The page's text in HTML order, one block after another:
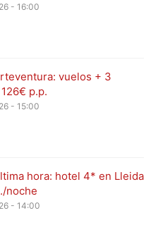
- 16:00
vuelos + 3
p.p.
- 15:00
hora: hotel 4* en Lleida
noche
- 14:00